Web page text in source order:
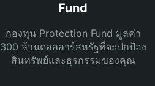
Fund
กองทุน Protection Fund มูลค่า
300 ล้านดอลลาร์สหรัฐที่จะปกป้อง
สินทรัพย์และธุรกรรมของคุณ